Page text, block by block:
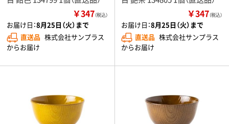
￥347（税込）
お届け日：8月25日（火）まで
直送品 株式会社サンプラス
からお届け
￥347（税込）
お届け日：8月25日（火）まで
直送品 株式会社サンプラス
からお届け